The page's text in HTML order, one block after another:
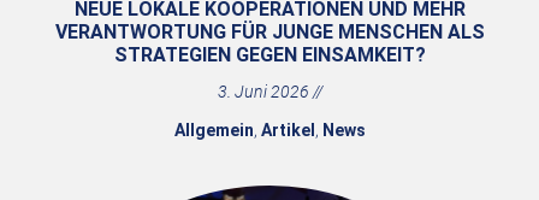
NEUE LOKALE KOOPERATIONEN UND MEHR
VERANTWORTUNG FÜR JUNGE MENSCHEN ALS
STRATEGIEN GEGEN EINSAMKEIT?
3. Juni 2026
Allgemein, Artikel , News